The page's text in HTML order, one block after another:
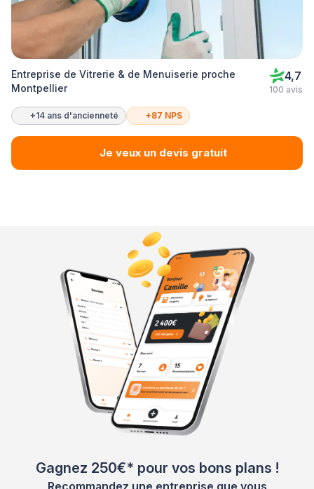
Entreprise de Vitrerie & de Menuiserie proche
Montpellier
4,7
100 avis
+14 ans d'ancienneté +87 NPS
Je veux un devis gratuit
Gagnez 250€* pour vos bons plans !
Recommandez une entreprise que vous